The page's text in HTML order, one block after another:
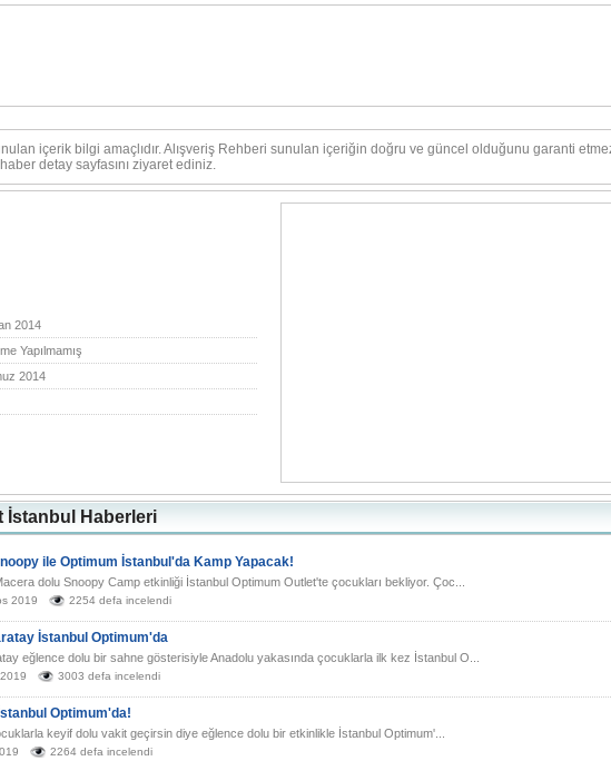
içerik bilgi amaçlıdır. Alışveriş Rehberi sunulan içeriğin doğru ve güncel olduğunu garanti
detay sayfasını ziyaret ediniz.
2014
Yapılmamış
2014
İstanbul Haberleri
ile Optimum İstanbul'da Kamp Yapacak!
dolu Snoopy Camp etkinliği İstanbul Optimum Outlet'te çocukları bekliyor. Çoc...
2019 2254 defa incelendi
İstanbul Optimum'da
eğlence dolu bir sahne gösterisiyle Anadolu yakasında çocuklarla ilk kez İstanbul O...
3003 defa incelendi
Optimum'da!
keyif dolu vakit geçirsin diye eğlence dolu bir etkinlikle İstanbul Optimum'...
2264 defa incelendi